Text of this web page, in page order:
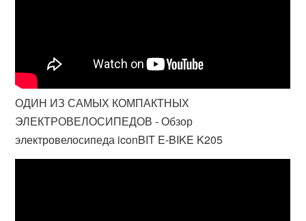
ОДИН ИЗ САМЫХ КОМПАКТНЫХ
ЭЛЕКТРОВЕЛОСИПЕДОВ - Обзор
электровелосипеда iconBIT E-BIKE K205